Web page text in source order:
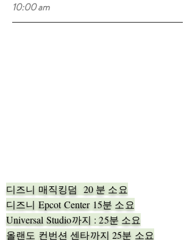
10:00 am
디즈니 매직킹덤 20 분 소요
디즈니 Epcot Center 15분 소요
Universal Studio까지 : 25분 소요
올랜도 컨번션 센타까지 25분 소요